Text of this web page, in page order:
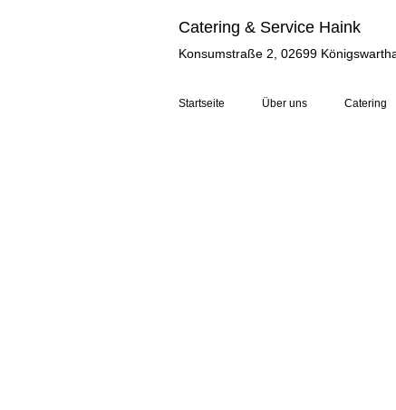
Catering & Service Haink
Konsumstraße 2, 02699
Startseite Über uns Catering